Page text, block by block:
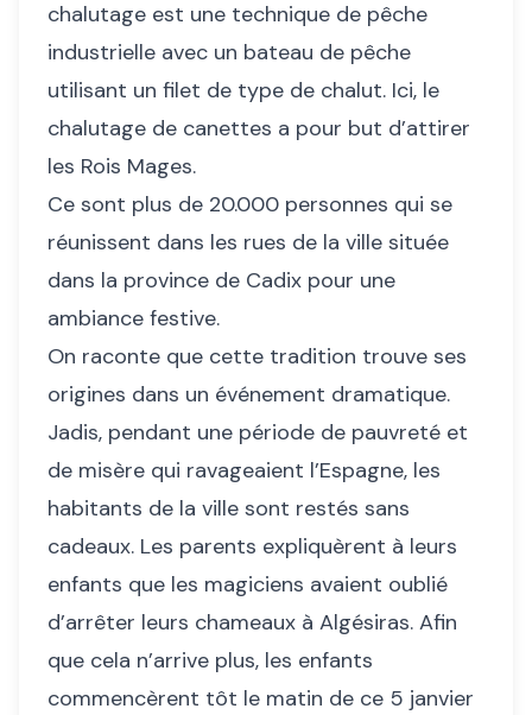
chalutage est une technique de pêche
industrielle avec un bateau de pêche
utilisant un filet de type de chalut. Ici, le
chalutage de canettes a pour but d’attirer
les Rois Mages.
Ce sont plus de 20.000 personnes qui se
réunissent dans les rues de la ville située
dans la province de Cadix pour une
ambiance festive.
On raconte que cette tradition trouve ses
origines dans un événement dramatique.
Jadis, pendant une période de pauvreté et
de misère qui ravageaient l’Espagne, les
habitants de la ville sont restés sans
cadeaux. Les parents expliquèrent à leurs
enfants que les magiciens avaient oublié
d’arrêter leurs chameaux à Algésiras. Afin
que cela n’arrive plus, les enfants
commencèrent tôt le matin de ce 5 janvier